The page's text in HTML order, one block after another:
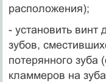
расположения);
- установить
зубов,
потерянного зуба
кламмеров на